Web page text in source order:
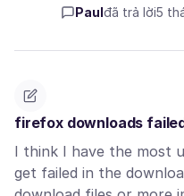
Paul đã trả lời5
firefox downloads
I think I have the most
get failed in the